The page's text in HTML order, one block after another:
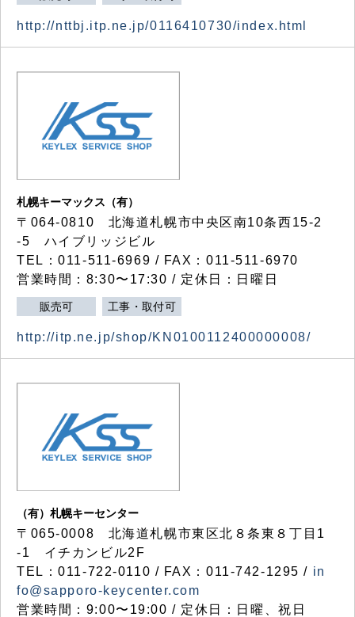
http://nttbj.itp.ne.jp/0116410730/index.html
札幌キーマックス（有）
〒064-0810 北海道札幌市中央区南10条西15-2
-5 ハイブリッジビル
TEL：011-511-6969 / FAX：011-511-6970
営業時間：8:30〜17:30 / 定休日：日曜日
販売可 工事・取付可
http://itp.ne.jp/shop/KN0100112400000008/
（有）札幌キーセンター
〒065-0008 北海道札幌市東区北８条東８丁目1
-1 イチカンビル2F
TEL：011-722-0110 / FAX：011-742-1295 / in
fo@sapporo-keycenter.com
営業時間：9:00〜19:00 / 定休日：日曜、祝日